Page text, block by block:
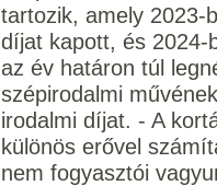
tartozik, amely 2023-
díjat kapott, és 2024-
az év határon túl
szépirodalmi
irodalmi díjat. - A
különös erővel
nem fogyasztói